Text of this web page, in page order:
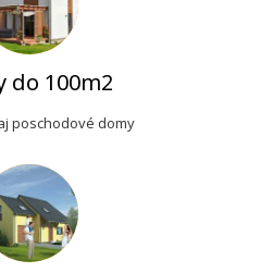
do 100m2
poschodové domy